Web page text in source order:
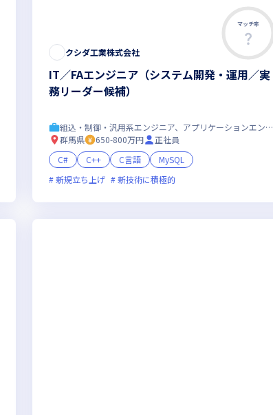
フレックス制度あり 新技術に積極的
マッチ率
クシダ工業株式会社
IT／FAエンジニア（システム開発・運用／実
務リーダー候補）
組込・制御・汎用系エンジニア、アプリケーションエンジニア
群馬県
650-800万円
正社員
C#
C++ C言語
MySQL
新規立ち上げ
新技術に積極的